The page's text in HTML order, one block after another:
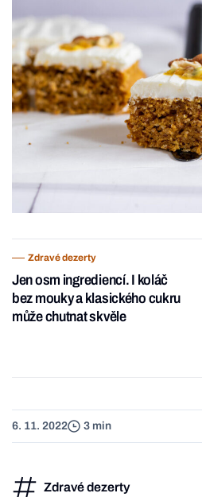
Zdravé dezerty
Jen osm ingrediencí. I koláč
bez mouky a klasického cukru
může chutnat skvěle
6. 11. 2022 3 min
Zdravé dezerty